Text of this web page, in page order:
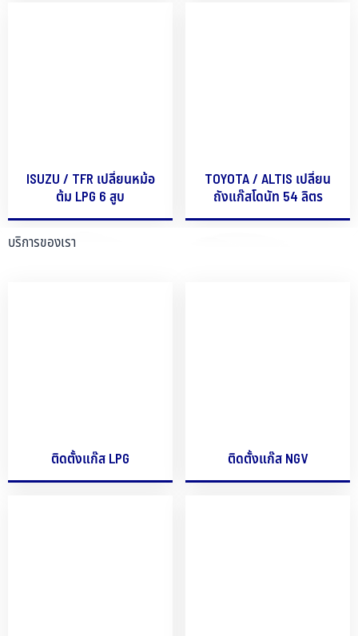
ISUZU / TFR เปลี่ยนหม้อ
ต้ม LPG 6 สูบ
TOYOTA / ALTIS เปลี่ยน
ถังแก๊สโดนัท 54 ลิตร
บริการของเรา
ติดตั้งแก๊ส LPG ติดตั้งแก๊ส NGV